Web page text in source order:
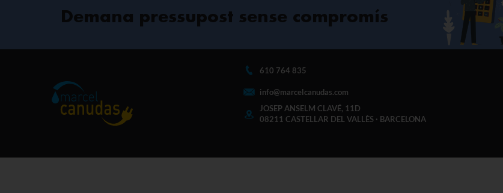
Demana pressupost sense compromís
610 764 835
info@marcelcanudas.com
JOSEP ANSELM CLAVÉ, 11D
08211 CASTELLAR DEL VALLÈS · BARCELONA